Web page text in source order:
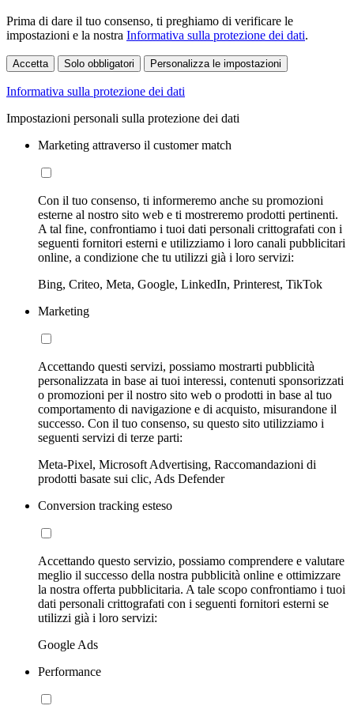
Prima di dare il tuo consenso, ti preghiamo di verificare le
impostazioni e la nostra Informativa sulla protezione dei dati.
Accetta Solo obbligatori Personalizza le impostazioni
Informativa sulla protezione dei dati
Impostazioni personali sulla protezione dei dati
Marketing attraverso il customer match
Con il tuo consenso, ti informeremo anche su promozioni
esterne al nostro sito web e ti mostreremo prodotti pertinenti.
A tal fine, confrontiamo i tuoi dati personali crittografati con i
seguenti fornitori esterni e utilizziamo i loro canali pubblicitari
online, a condizione che tu utilizzi già i loro servizi:
Bing, Criteo, Meta, Google, LinkedIn, Printerest, TikTok
Marketing
Accettando questi servizi, possiamo mostrarti pubblicità
personalizzata in base ai tuoi interessi, contenuti sponsorizzati
o promozioni per il nostro sito web o prodotti in base al tuo
comportamento di navigazione e di acquisto, misurandone il
successo. Con il tuo consenso, su questo sito utilizziamo i
seguenti servizi di terze parti:
Meta-Pixel, Microsoft Advertising, Raccomandazioni di
prodotti basate sui clic, Ads Defender
Conversion tracking esteso
Accettando questo servizio, possiamo comprendere e valutare
meglio il successo della nostra pubblicità online e ottimizzare
la nostra offerta pubblicitaria. A tale scopo confrontiamo i tuoi
dati personali crittografati con i seguenti fornitori esterni se
utilizzi già i loro servizi:
Google Ads
Performance